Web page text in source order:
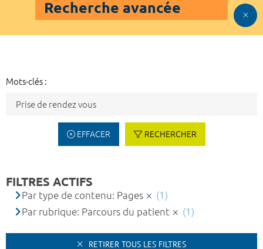
Recherche avancée
Mots-clés :
EFFACER RECHERCHER
FILTRES ACTIFS
Par type de contenu: Pages
(1)
Par rubrique: Parcours du patient
(1)
RETIRER TOUS LES FILTRES